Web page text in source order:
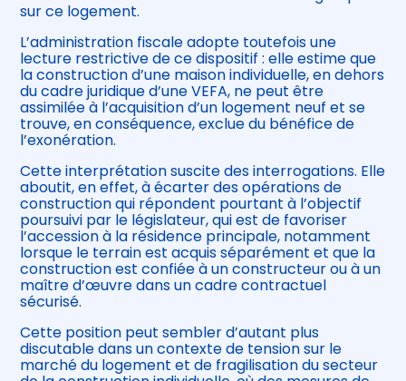
sur ce logement.
L’administration fiscale adopte toutefois une
lecture restrictive de ce dispositif : elle estime que
la construction d’une maison individuelle, en dehors
du cadre juridique d’une VEFA, ne peut être
assimilée à l’acquisition d’un logement neuf et se
trouve, en conséquence, exclue du bénéfice de
l’exonération.
Cette interprétation suscite des interrogations. Elle
aboutit, en effet, à écarter des opérations de
construction qui répondent pourtant à l’objectif
poursuivi par le législateur, qui est de favoriser
l’accession à la résidence principale, notamment
lorsque le terrain est acquis séparément et que la
construction est confiée à un constructeur ou à un
maître d’œuvre dans un cadre contractuel
sécurisé.
Cette position peut sembler d’autant plus
discutable dans un contexte de tension sur le
marché du logement et de fragilisation du secteur